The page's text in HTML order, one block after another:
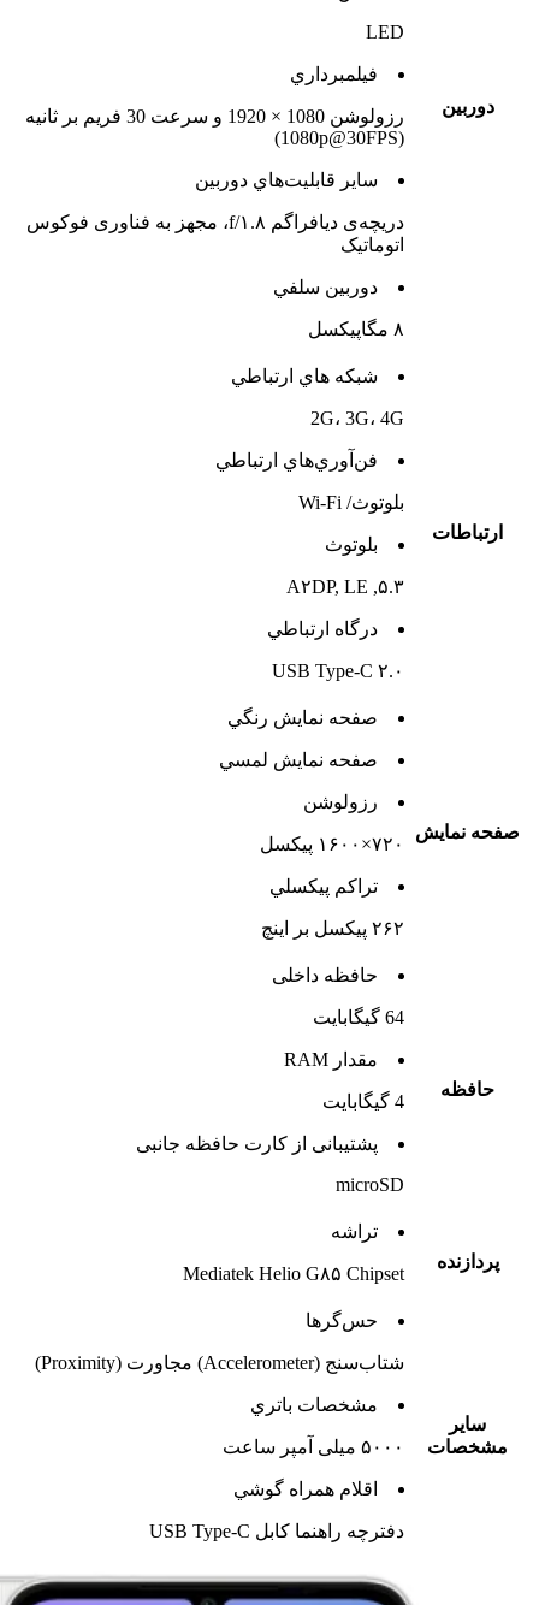
دوربين
LED
فيلمبرداري
رزولوشن 1080 × 1920 و سرعت 30 فریم بر ثانیه
(1080p@30FPS)
ساير قابليت‌هاي دوربين
دریچه‌ی دیافراگم f/۱.۸، مجهز به فناوری فوکوس
اتوماتیک
دوربين سلفي
۸ مگاپیکسل
ارتباطات
شبکه هاي ارتباطي
2G، 3G، 4G
فن‌آوري‌هاي ارتباطي
بلوتوث/ Wi-Fi
بلوتوث
۵.۳, A۲DP, LE
درگاه ارتباطي
USB Type-C ۲.۰
صفحه نمايش
صفحه نمايش رنگي
صفحه نمايش لمسي
رزولوشن
۷۲۰×۱۶۰۰ پیکسل
تراکم پيکسلي
۲۶۲ پیکسل بر اینچ
حافظه
حافظه داخلی
64 گيگابايت
مقدار RAM
4 گيگابايت
پشتيبانی از کارت حافظه جانبی
microSD
پردازنده
تراشه
Mediatek Helio G۸۵ Chipset
ساير
مشخصات
حس‌گرها
شتاب‌سنج (Accelerometer) مجاورت (Proximity)
مشخصات باتري
۵۰۰۰ میلی آمپر ساعت
اقلام همراه گوشي
دفترچه‌ راهنما کابل USB Type-C